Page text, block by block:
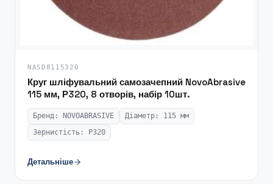
NASD8115320
Круг шліфувальний самозачепний NovoAbrasive
115 мм, Р320, 8 отворів, набір 10шт.
Бренд: NOVOABRASIVE
Діаметр: 115 мм
Зернистість: P320
Детальніше